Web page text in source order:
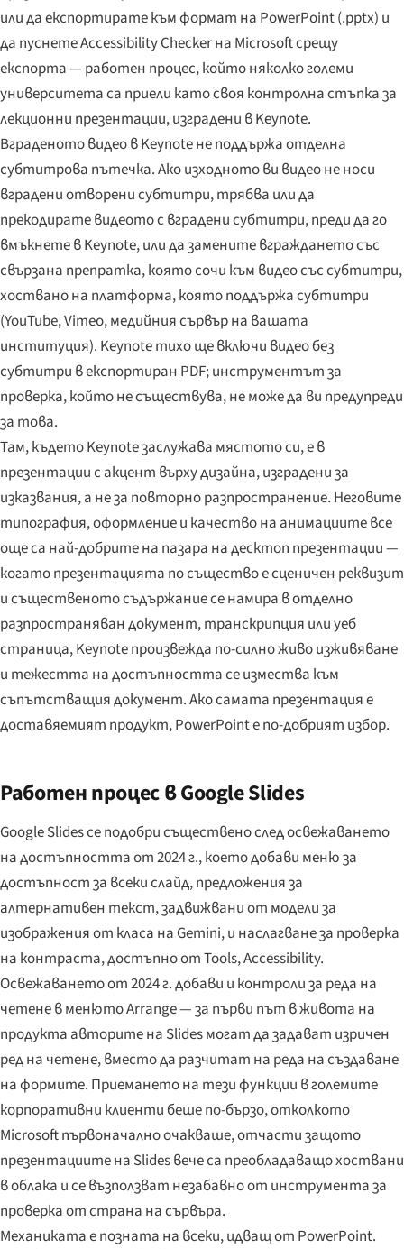
или да експортирате към формат на PowerPoint (.pptx) и
да пуснете Accessibility Checker на Microsoft срещу
експорта — работен процес, който няколко големи
университета са приели като своя контролна стъпка за
лекционни презентации, изградени в Keynote.
Вграденото видео в Keynote не поддържа отделна
субтитрова пътечка. Ако изходното ви видео не носи
вградени отворени субтитри, трябва или да
прекодирате видеото с вградени субтитри, преди да го
вмъкнете в Keynote, или да замените вграждането със
свързана препратка, която сочи към видео със субтитри,
хоствано на платформа, която поддържа субтитри
(YouTube, Vimeo, медийния сървър на вашата
институция). Keynote тихо ще включи видео без
субтитри в експортиран PDF; инструментът за
проверка, който не съществува, не може да ви предупреди
за това.
Там, където Keynote заслужава мястото си, е в
презентации с акцент върху дизайна, изградени за
изказвания, а не за повторно разпространение. Неговите
типография, оформление и качество на анимациите все
още са най-добрите на пазара на десктоп презентации —
когато презентацията по същество е сценичен реквизит
и същественото съдържание се намира в отделно
разпространяван документ, транскрипция или уеб
страница, Keynote произвежда по-силно живо изживяване
и тежестта на достъпността се измества към
съпътстващия документ. Ако самата презентация е
доставяемият продукт, PowerPoint е по-добрият избор.
Работен процес в Google Slides
Google Slides се подобри съществено след освежаването
на достъпността от 2024 г., което добави меню за
достъпност за всеки слайд, предложения за
алтернативен текст, задвижвани от модели за
изображения от класа на Gemini, и наслагване за проверка
на контраста, достъпно от Tools, Accessibility.
Освежаването от 2024 г. добави и контроли за реда на
четене в менюто Arrange — за първи път в живота на
продукта авторите на Slides могат да задават изричен
ред на четене, вместо да разчитат на реда на създаване
на формите. Приемането на тези функции в големите
корпоративни клиенти беше по-бързо, отколкото
Microsoft първоначално очакваше, отчасти защото
презентациите на Slides вече са преобладаващо хоствани
в облака и се възползват незабавно от инструмента за
проверка от страна на сървъра.
Механиката е позната на всеки, идващ от PowerPoint.